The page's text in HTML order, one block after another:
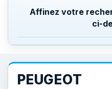
Affinez votre
ci-
PEUGEOT